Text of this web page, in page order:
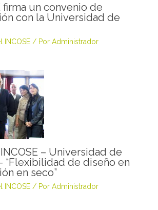
firma un convenio de
con la Universidad de
INCOSE/ Por Administrador
– Universidad de
“Flexibilidad de diseño en
en seco”
INCOSE/ Por Administrador